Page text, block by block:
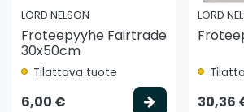
LORD NELSON
Froteepyyhe Fairtrade
30x50cm
Tilattava tuote
6,00 € Valitse
LORD
30,36